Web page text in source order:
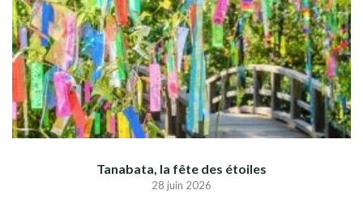
Tanabata, la fête des étoiles
28 juin 2026